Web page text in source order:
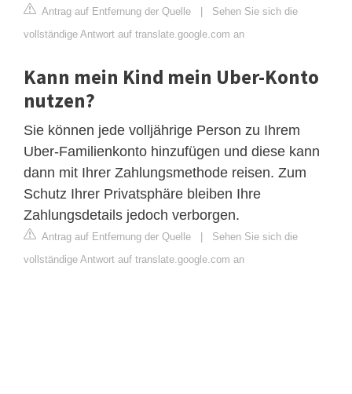
Antrag auf Entfernung der Quelle | Sehen Sie sich die
vollständige Antwort auf translate.google.com an
Kann mein Kind mein Uber-Konto
nutzen?
Sie können jede volljährige Person zu Ihrem
Uber-Familienkonto hinzufügen und diese kann
dann mit Ihrer Zahlungsmethode reisen. Zum
Schutz Ihrer Privatsphäre bleiben Ihre
Zahlungsdetails jedoch verborgen.
Antrag auf Entfernung der Quelle | Sehen Sie sich die
vollständige Antwort auf translate.google.com an